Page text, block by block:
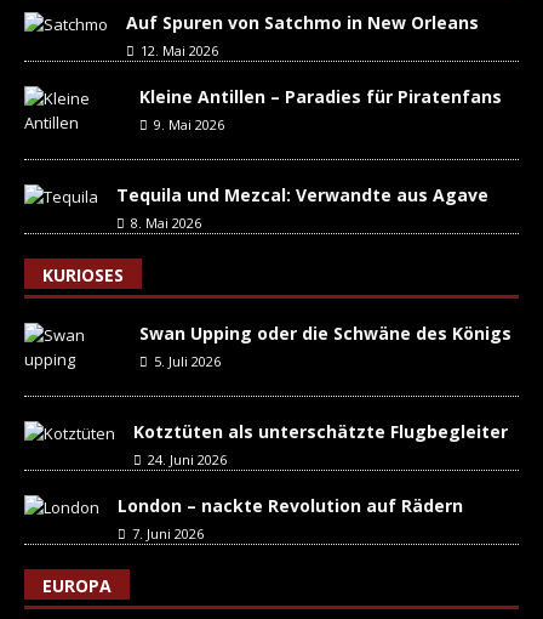
Auf Spuren von Satchmo in New Orleans
12. Mai 2026
Kleine Antillen – Paradies für Piratenfans
9. Mai 2026
Tequila und Mezcal: Verwandte aus Agave
8. Mai 2026
KURIOSES
Swan Upping oder die Schwäne des Königs
5. Juli 2026
Kotztüten als unterschätzte Flugbegleiter
24. Juni 2026
London – nackte Revolution auf Rädern
7. Juni 2026
EUROPA